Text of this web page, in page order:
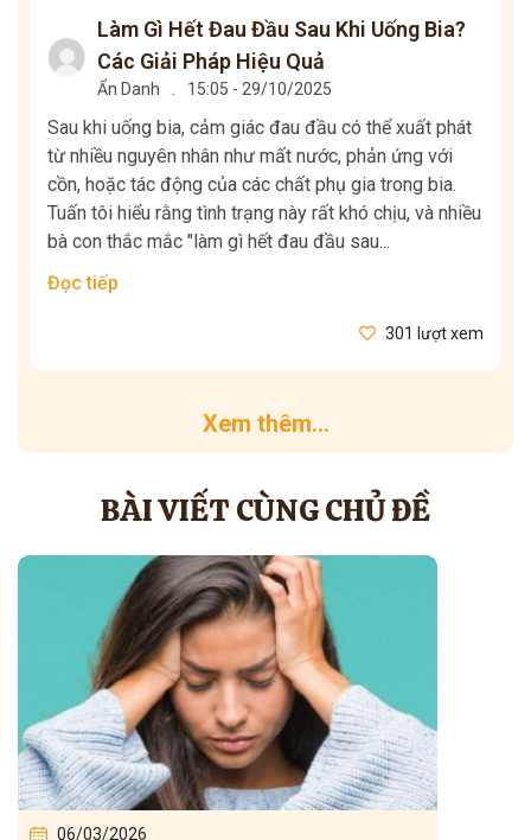
Làm Gì Hết Đau Đầu Sau Khi Uống Bia?
Các Giải Pháp Hiệu Quả
Ẩn Danh 15:05 - 29/10/2025
Sau khi uống bia, cảm giác đau đầu có thể xuất phát
từ nhiều nguyên nhân như mất nước, phản ứng với
cồn, hoặc tác động của các chất phụ gia trong bia.
Tuấn tôi hiểu rằng tình trạng này rất khó chịu, và nhiều
bà con thắc mắc "làm gì hết đau đầu sau...
Đọc tiếp
301 lượt xem
Xem thêm...
BÀI VIẾT CÙNG CHỦ ĐỀ
06/03/2026